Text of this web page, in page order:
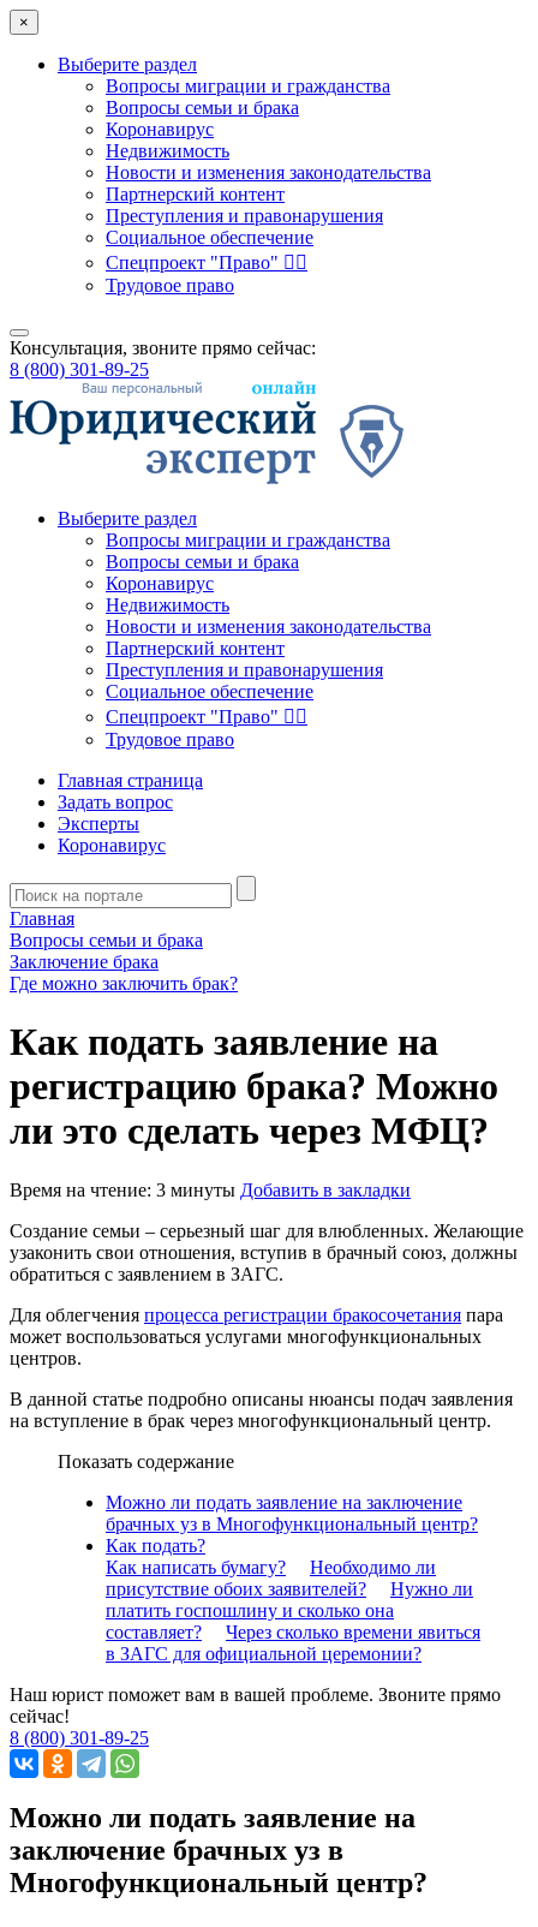
×
Выберите раздел
Вопросы миграции и гражданства
Вопросы семьи и брака
Коронавирус
Недвижимость
Новости и изменения законодательства
Партнерский контент
Преступления и правонарушения
Социальное обеспечение
Спецпроект "Право" 👮‍♂️
Трудовое право
Консультация, звоните прямо сейчас:
8 (800) 301-89-25
Выберите раздел
Вопросы миграции и гражданства
Вопросы семьи и брака
Коронавирус
Недвижимость
Новости и изменения законодательства
Партнерский контент
Преступления и правонарушения
Социальное обеспечение
Спецпроект "Право" 👮‍♂️
Трудовое право
Главная страница
Задать вопрос
Эксперты
Коронавирус
Главная
Вопросы семьи и брака
Заключение брака
Где можно заключить брак?
Как подать заявление на
регистрацию брака? Можно
ли это сделать через МФЦ?
Время на чтение: 3 минуты Добавить в закладки
Создание семьи – серьезный шаг для влюбленных. Желающие
узаконить свои отношения, вступив в брачный союз, должны
обратиться с заявлением в ЗАГС.
Для облегчения процесса регистрации бракосочетания пара
может воспользоваться услугами многофункциональных
центров.
В данной статье подробно описаны нюансы подач заявления
на вступление в брак через многофункциональный центр.
Показать содержание
Можно ли подать заявление на заключение
брачных уз в Многофункциональный центр?
Как подать?
Как написать бумагу?
Необходимо ли
присутствие обоих заявителей?
Нужно ли
платить госпошлину и сколько она
составляет?
Через сколько времени явиться
в ЗАГС для официальной церемонии?
Наш юрист поможет вам в вашей проблеме. Звоните прямо
сейчас!
8 (800) 301-89-25
Можно ли подать заявление на
заключение брачных уз в
Многофункциональный центр?